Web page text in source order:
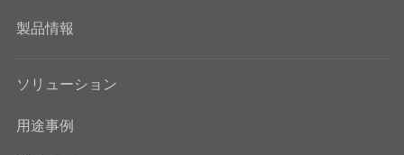
製品情報
ソリューション
用途事例